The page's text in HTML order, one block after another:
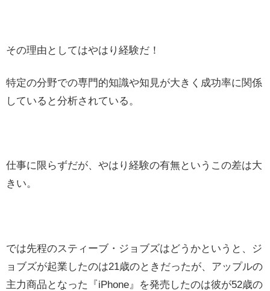
その理由としてはやはり経験だ！
特定の分野での専門的知識や知見が大きく成功率に関係
していると分析されている。
仕事に限らずだが、やはり経験の有無というこの差は大
きい。
では先程のスティーブ・ジョブズはどうかというと、ジ
ョブズが起業したのは21歳のときだったが、アップルの
主力商品となった『iPhone』を発売したのは彼が52歳の